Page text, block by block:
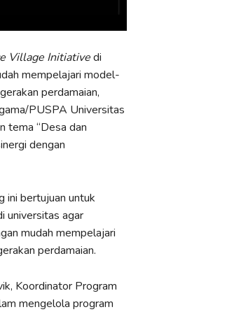
Village Initiativedi
mempelajari model-
perdamaian,
PUSPA Universitas
tema “Desa dan
dengan
ini bertujuan untuk
universitas agar
mudah mempelajari
perdamaian.
Koordinator Program
mengelola program